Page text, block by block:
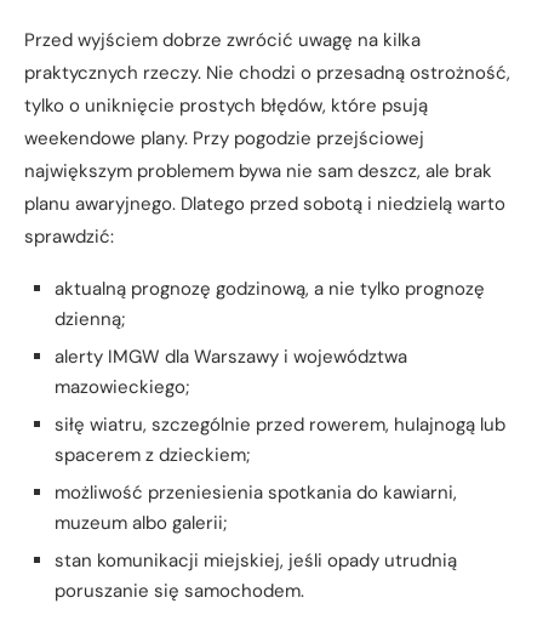
Przed wyjściem dobrze zwrócić uwagę na kilka
praktycznych rzeczy. Nie chodzi o przesadną ostrożność,
tylko o uniknięcie prostych błędów, które psują
weekendowe plany. Przy pogodzie przejściowej
największym problemem bywa nie sam deszcz, ale brak
planu awaryjnego. Dlatego przed sobotą i niedzielą warto
sprawdzić:
aktualną prognozę godzinową, a nie tylko prognozę
dzienną;
alerty IMGW dla Warszawy i województwa
mazowieckiego;
siłę wiatru, szczególnie przed rowerem, hulajnogą lub
spacerem z dzieckiem;
możliwość przeniesienia spotkania do kawiarni,
muzeum albo galerii;
stan komunikacji miejskiej, jeśli opady utrudnią
poruszanie się samochodem.